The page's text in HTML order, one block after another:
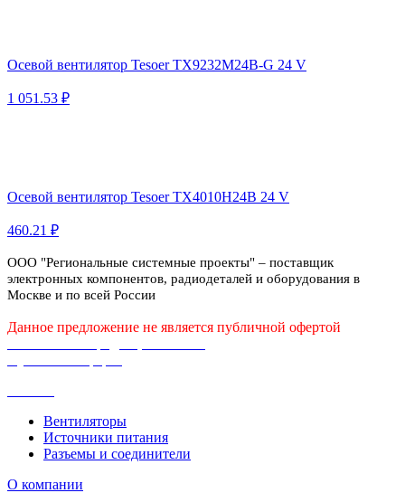
Осевой вентилятор Tesoer TX9232M24B-G 24 V
1 051.53 ₽
Осевой вентилятор Tesoer TX4010H24B 24 V
460.21 ₽
ООО "Региональные системные проекты" – поставщик
электронных компонентов, радиодеталей и оборудования в
Москве и по всей России
Данное предложение не является публичной офертой
Вентиляторы
Источники питания
Разъемы и соединители
О компании